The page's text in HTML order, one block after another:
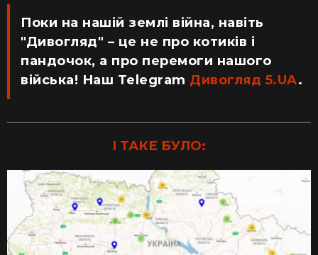
Поки на нашій землі війна, навіть
"Дивогляд" – це не про котиків і
пандочок, а про перемоги нашого
війська! Наш Telegram Дивогляд 5.UA.
І ТАКЕ БУЛО: